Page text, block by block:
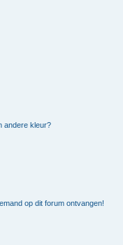
andere kleur?
op dit forum ontvangen!